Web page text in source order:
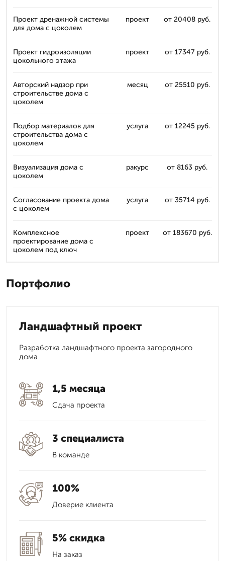
Проект дренажной системы
для дома с цоколем
проект от 20408 руб.
Проект гидроизоляции
цокольного этажа
проект от 17347 руб.
Авторский надзор при
строительстве дома с
цоколем
месяц от 25510 руб.
Подбор материалов для
строительства дома с
цоколем
услуга от 12245 руб.
Визуализация дома с
цоколем
ракурс от 8163 руб.
Согласование проекта дома
с цоколем
услуга от 35714 руб.
Комплексное
проектирование дома с
цоколем под ключ
проект от 183670 руб.
Портфолио
Ландшафтный проект
Разработка ландшафтного проекта загородного
дома
1,5 месяца
Сдача проекта
3 специалиста
В команде
100%
Доверие клиента
5% скидка
На заказ